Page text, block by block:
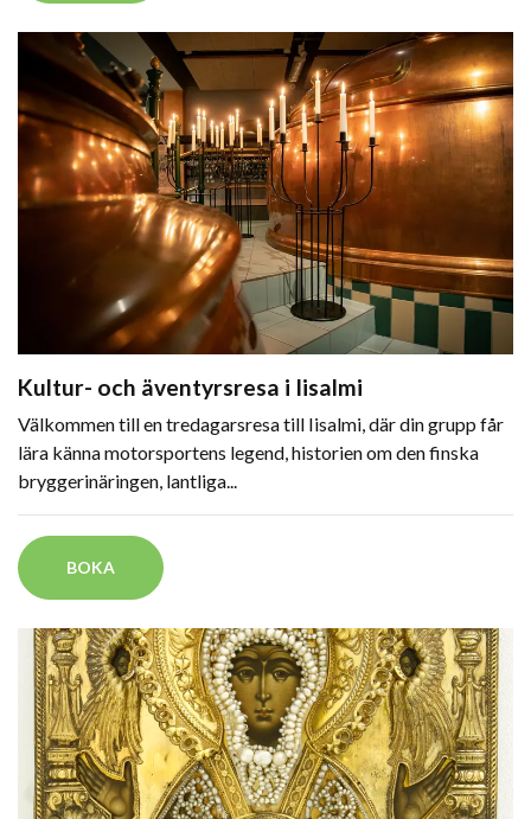
Kultur- och äventyrsresa i Iisalmi
Välkommen till en tredagarsresa till Iisalmi, där din grupp får
lära känna motorsportens legend, historien om den finska
bryggerinäringen, lantliga...
BOKA